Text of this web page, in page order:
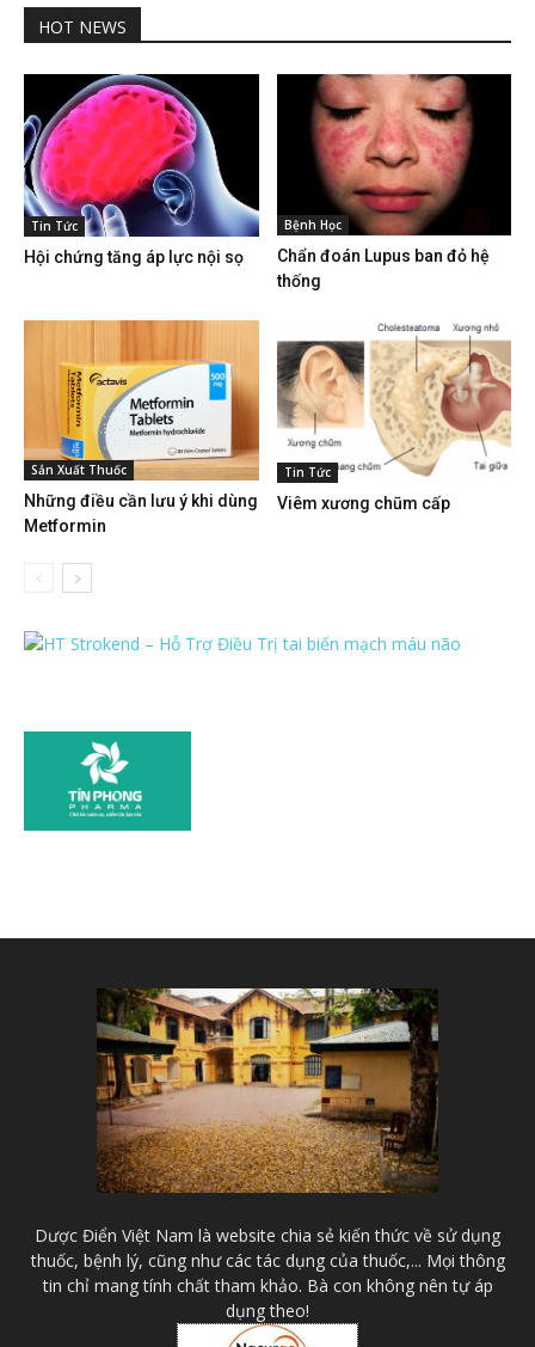
HOT NEWS
Tin Tức
Hội chứng tăng áp lực nội sọ
Bệnh Học
Chẩn đoán Lupus ban đỏ hệ
thống
Sản Xuất Thuốc
Những điều cần lưu ý khi dùng
Metformin
Tin Tức
Viêm xương chũm cấp
Dược Điển Việt Nam là website chia sẻ kiến thức về sử dụng
thuốc, bệnh lý, cũng như các tác dụng của thuốc,... Mọi thông
tin chỉ mang tính chất tham khảo. Bà con không nên tự áp
dụng theo!